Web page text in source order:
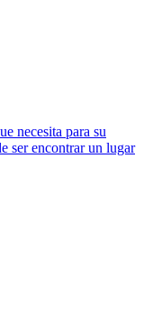
necesita para su
ser encontrar un lugar